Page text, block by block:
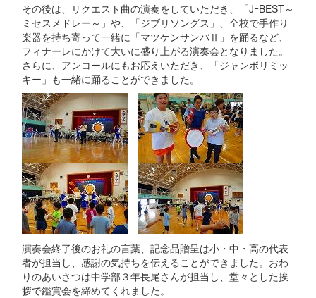
その後は、リクエスト曲の演奏をしていただき、「JｰBEST～
ミセスメドレー～」や、「ジブリソングス」、全校で手作り
楽器を持ち寄って一緒に「マツケンサンバⅡ」を踊るなど、
フィナーレにかけて大いに盛り上がる演奏会となりました。
さらに、アンコールにもお応えいただき、「ジャンボリミッ
キー」も一緒に踊ることができました。
演奏会終了後のお礼の言葉、記念品贈呈は小・中・高の代表
者が担当し、感謝の気持ちを伝えることができました。おわ
りのあいさつは中学部３年長尾さんが担当し、堂々とした挨
拶で鑑賞会を締めてくれました。